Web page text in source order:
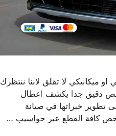
ميكانيكي لا تقلق لاننا ننتظرك
فحص دقيق جدا يكشف اعطال
تطوير خبراتها في صيانة
كافة القطع عبر حواسيب …